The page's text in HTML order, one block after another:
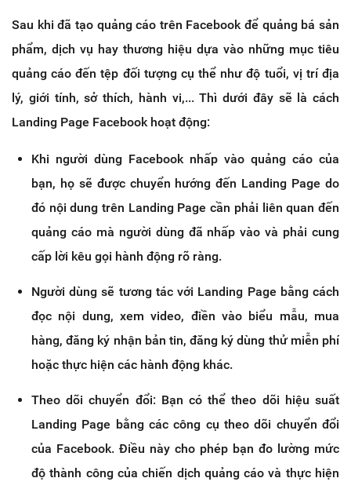
Sau khi đã tạo quảng cáo trên Facebook để quảng bá sản
phẩm, dịch vụ hay thương hiệu dựa vào những mục tiêu
quảng cáo đến tệp đối tượng cụ thể như độ tuổi, vị trí địa
lý, giới tính, sở thích, hành vi,... Thì dưới đây sẽ là cách
Landing Page Facebook hoạt động:
Khi người dùng Facebook nhấp vào quảng cáo của
bạn, họ sẽ được chuyển hướng đến Landing Page do
đó nội dung trên Landing Page cần phải liên quan đến
quảng cáo mà người dùng đã nhấp vào và phải cung
cấp lời kêu gọi hành động rõ ràng.
Người dùng sẽ tương tác với Landing Page bằng cách
đọc nội dung, xem video, điền vào biểu mẫu, mua
hàng, đăng ký nhận bản tin, đăng ký dùng thử miễn phí
hoặc thực hiện các hành động khác.
Theo dõi chuyển đổi: Bạn có thể theo dõi hiệu suất
Landing Page bằng các công cụ theo dõi chuyển đổi
của Facebook. Điều này cho phép bạn đo lường mức
độ thành công của chiến dịch quảng cáo và thực hiện